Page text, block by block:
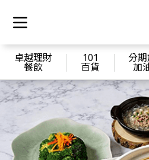
卓越理財
餐飲
101
百貨
分
加